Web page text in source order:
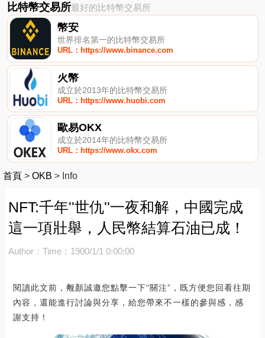
比特幣交易所最好的比特幣交易所
幣安
世界排名第一的比特幣交易所
URL：https://www.binance.com
火幣
成立於2013年的比特幣交易所
URL：https://www.huobi.com
歐易OKX
成立於2014年的比特幣交易所
URL：https://www.okx.com
首頁 > OKB > Info
NFT:千年''世仇''一夜和解，中國完成
這一項壯舉，人民幣結算石油已成！
Author： Time：1900/1/1 0:00:00
閱讀此文前，觍顏誠邀您點擊一下“關注”，既方便您回看往期
內容，還能進行討論與分享，給您帶來不一樣的參與感，感
謝支持！